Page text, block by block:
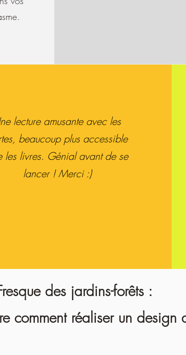
lecture amusante avec les
beaucoup plus accessible
les livres. Génial avant de se
lancer ! Merci :)
des jardins-forêts :
comment réaliser un design